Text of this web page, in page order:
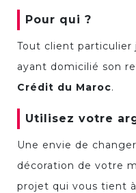
Pour qui ?
Tout client particulier
ayant domicilié son
Crédit du Maroc.
Utilisez votre
Une envie de
décoration de votre
projet qui vous tient